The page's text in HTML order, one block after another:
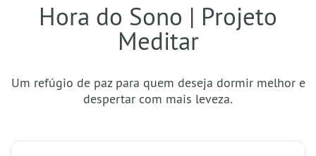
Hora do Sono | Projeto
Meditar
Um refúgio de paz para quem deseja dormir melhor e
despertar com mais leveza.